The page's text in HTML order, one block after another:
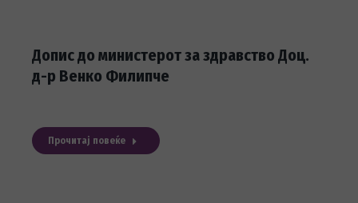
Допис до министерот за здравство Доц.
д-р Венко Филипче
Прочитај повеќе